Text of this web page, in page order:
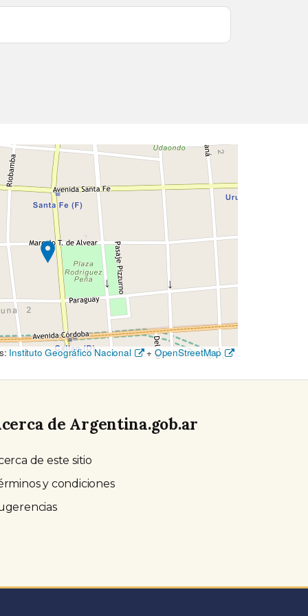
Instituto Geográfico Nacional + OpenStreetMap
de Argentina.gob.ar
de este sitio
y condiciones